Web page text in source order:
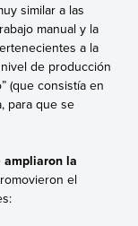
similar a las
manual y la
a la
de producción
(que consistía en
para que se
ampliaron la
el